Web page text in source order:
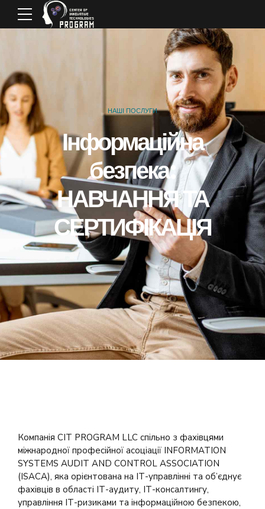
НАШІ ПОСЛУГИ
Інформаційна
безпека:
НАВЧАННЯ ТА
СЕРТИФІКАЦІЯ
Компанія CIT PROGRAM LLC спільно з фахівцями
міжнародної професійної асоціації INFORMATION
SYSTEMS AUDIT AND CONTROL ASSOCIATION
(ISACA), яка орієнтована на ІТ-управлінні та об’єднує
фахівців в області ІТ-аудиту, ІТ-консалтингу,
управління ІТ-ризиками та інформаційною безпекою,